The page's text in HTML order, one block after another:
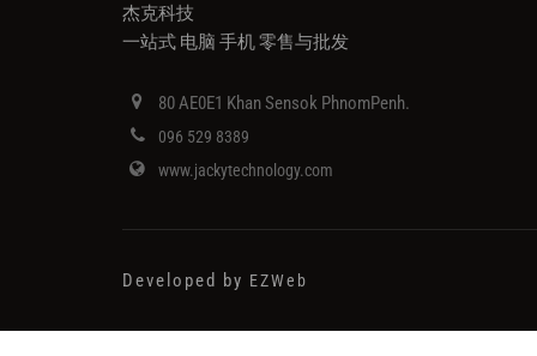
杰克科技
一站式 电脑 手机 零售与批发
80 AE0E1 Khan Sensok PhnomPenh.
096 529 8389
www.jackytechnology.com
Developed by EZWeb